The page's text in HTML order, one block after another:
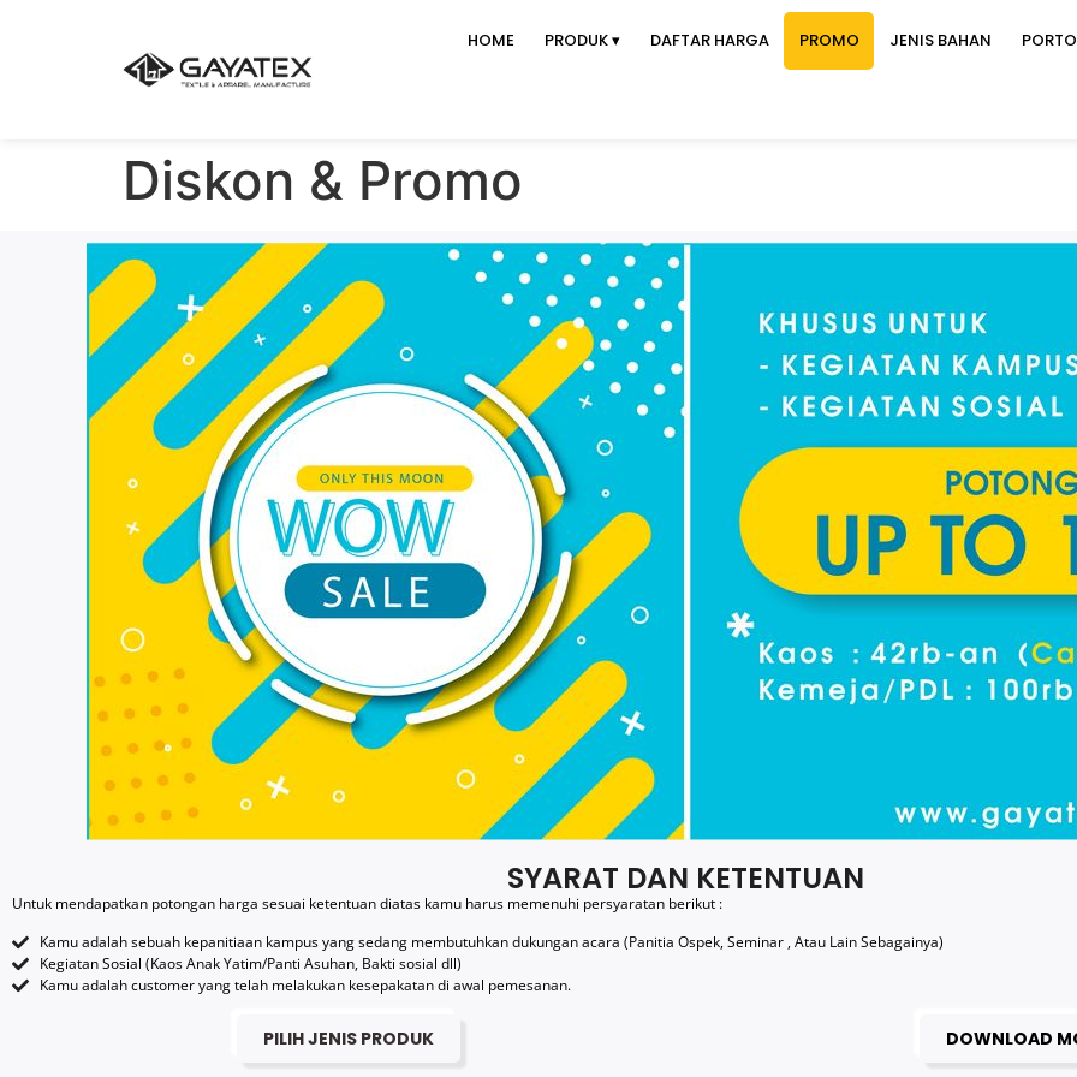
HOME PRODUK ▾ DAFTAR HARGA PROMO JENIS BAHAN
Diskon & Promo
SYARAT DAN KETENTUAN
Untuk mendapatkan potongan harga sesuai ketentuan diatas kamu harus memenuhi persyaratan berikut :
Kamu adalah sebuah kepanitiaan kampus yang sedang membutuhkan dukungan acara (Panitia Ospek, Seminar , Atau Lain Sebagainya)
Kegiatan Sosial (Kaos Anak Yatim/Panti Asuhan, Bakti sosial dll)
Kamu adalah customer yang telah melakukan kesepakatan di awal pemesanan.
PILIH JENIS PRODUK DOWNLOAD